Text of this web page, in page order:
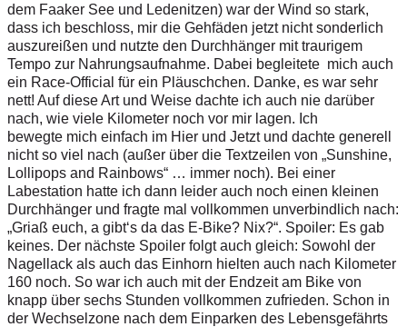
dem Faaker See und Ledenitzen) war der Wind so stark,
dass ich besch loss, mir die Gehfäden jetzt nicht sonder ich
auszureißen und nutzte den Durchhänger mittraurigem
Tempo zur Nahrungsaufnahme. Dabei beg eitete mich auch
ein Race-Officia l für ein P äuschchen. Danke, es war sehr
nett! Auf dieseArt und Weise dachte ich auch nie darüber
nach, wie vie le Ki lometer noch vor mir agen. ch
bewegte mich einfach im Hier und Jetzt und dachte genere
nicht so vie nach (außer über die Textzei len von „Sunshine,
Lo ipops and Rainbows“ … immer noch). Bei einer
Labestation hatte ich dann eider auch noch einen kl einen
Durchhänger und fragte mal vo kommen unverbind ich nach:
„Griaß euch, a gibt‘s da das E-Bike? N ix?“. Spoi er: Es gab
keines. Der nächste Spoi er fo gt auch g leich: Sowoh l der
Nage ack a s auch das Einhorn hie lten auch nach Ki ometer
160 noch. So war ich auch mitder Endzeitam Bike von
knapp über sechs Stunden vo kommen zufrieden. Schon in
der Wechse zone nach dem Einparken des Lebensgefährts